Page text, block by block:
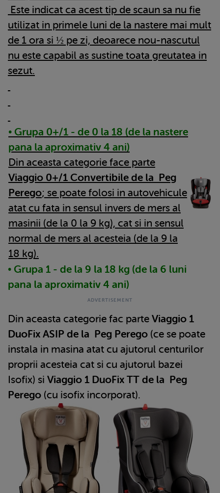
Este indicat ca acest tip de scaun sa nu fie
utilizat in primele luni de la nastere mai mult
de 1 ora si ½ pe zi, deoarece nou-nascutul
nu este capabil as sustine toata greutatea in
sezut.
• Grupa 0+/1 - de 0 la 18 (de la nastere
pana la aproximativ 4 ani)
Din aceasta categorie face parte
Viaggio 0+/1 Convertibile de la Peg
Perego; se poate folosi in autovehicule
atat cu fata in sensul invers de mers al
masinii (de la 0 la 9 kg), cat si in sensul
normal de mers al acesteia (de la 9 la
18 kg).
• Grupa 1 - de la 9 la 18 kg (de la 6 luni
pana la aproximativ 4 ani)
Din aceasta categorie fac parte Viaggio 1
DuoFix ASIP de la Peg Perego (ce se poate
instala in masina atat cu ajutorul centurilor
proprii acesteia cat si cu ajutorul bazei
Isofix) si Viaggio 1 DuoFix TT de la Peg
Perego (cu isofix incorporat).